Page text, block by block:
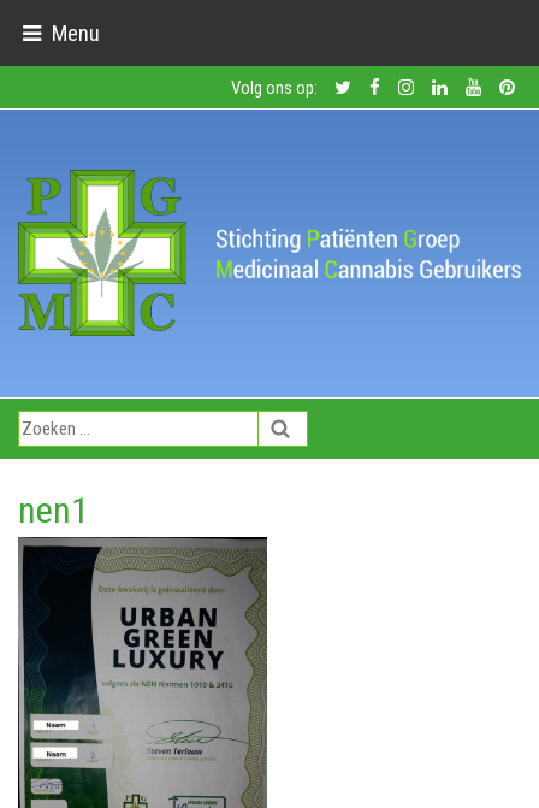
Menu
Volg ons op:
nen1